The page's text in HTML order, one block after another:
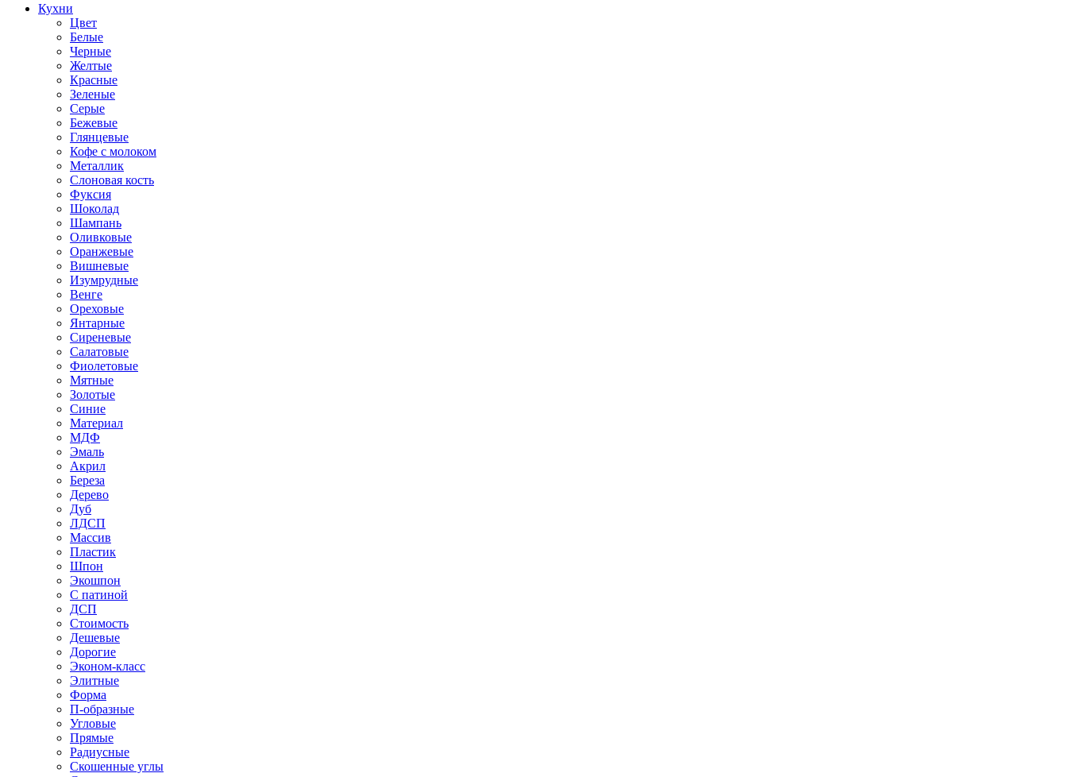
Кухни
Цвет
Белые
Черные
Желтые
Красные
Зеленые
Серые
Бежевые
Глянцевые
Кофе с молоком
Металлик
Слоновая кость
Фуксия
Шоколад
Шампань
Оливковые
Оранжевые
Вишневые
Изумрудные
Венге
Ореховые
Янтарные
Сиреневые
Салатовые
Фиолетовые
Мятные
Золотые
Синие
Материал
МДФ
Эмаль
Акрил
Береза
Дерево
Дуб
ЛДСП
Массив
Пластик
Шпон
Экошпон
С патиной
ДСП
Стоимость
Дешевые
Дорогие
Эконом-класс
Элитные
Форма
П-образные
Угловые
Прямые
Радиусные
Скошенные углы